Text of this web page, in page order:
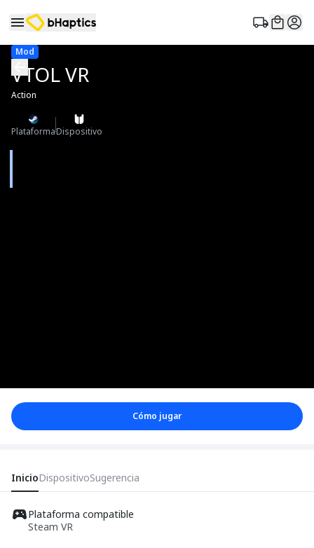
Mod
VTOL VR
Action
PlataformaDispositivo
Cómo jugar
InicioDispositivoSugerencia
Plataforma compatible
Steam VR